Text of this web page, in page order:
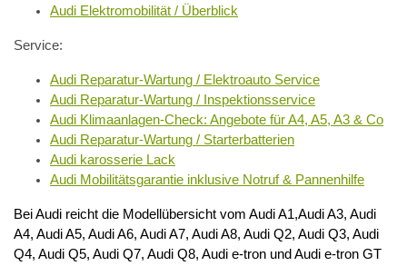
Audi Elektromobilität / Überblick
Service:
Audi Reparatur-Wartung / Elektroauto Service
Audi Reparatur-Wartung / Inspektionsservice
Audi Klimaanlagen-Check: Angebote für A4, A5, A3 & Co
Audi Reparatur-Wartung / Starterbatterien
Audi karosserie Lack
Audi Mobilitätsgarantie inklusive Notruf & Pannenhilfe
Bei Audi reicht die Modellübersicht vom Audi A1,Audi A3, Audi
A4, Audi A5, Audi A6, Audi A7, Audi A8, Audi Q2, Audi Q3, Audi
Q4, Audi Q5, Audi Q7, Audi Q8, Audi e-tron und Audi e-tron GT